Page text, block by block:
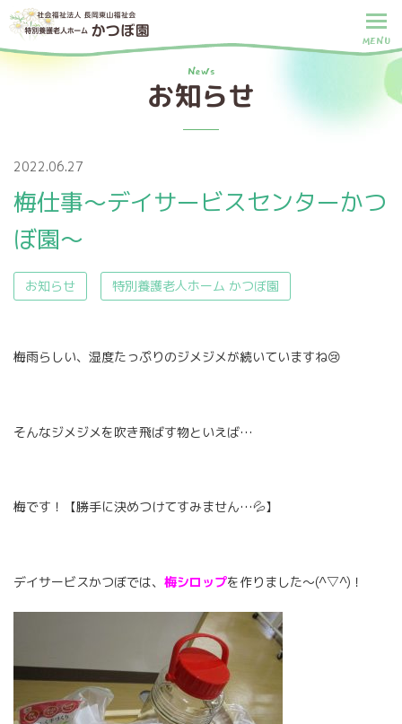
MENU
News
お知らせ
2022.06.27
梅仕事～デイサービスセンターかつ
ぼ園～
お知らせ 特別養護老人ホーム かつぼ園
梅雨らしい、湿度たっぷりのジメジメが続いていますね😢
そんなジメジメを吹き飛ばす物といえば…
梅です！【勝手に決めつけてすみません…💦】
デイサービスかつぼでは、 梅シロップを作りました～(^▽^)！